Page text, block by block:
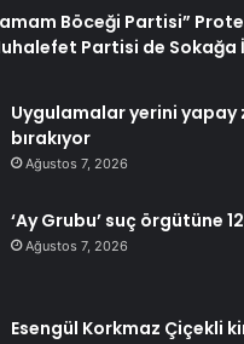
Böceği Partisi”
Partisi de Sokağa
Uygulamalar yerini yapay
bırakıyor
Ağustos 7, 2026
‘Ay Grubu’ suç örgütüne
Ağustos 7, 2026
Esengül Korkmaz Çiçekli